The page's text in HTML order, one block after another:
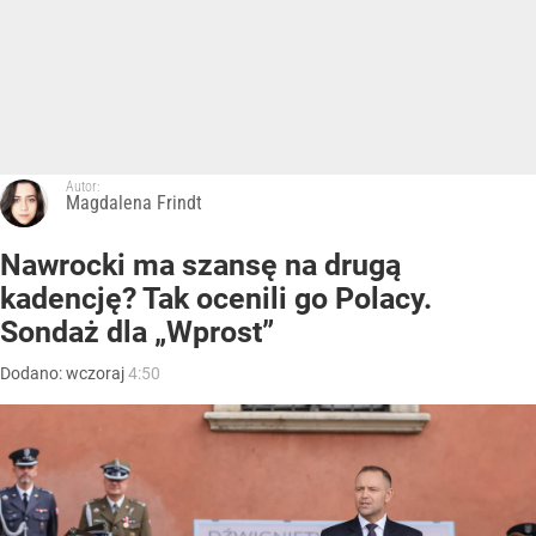
Autor:
Magdalena Frindt
Nawrocki ma szansę na drugą
kadencję? Tak ocenili go Polacy.
Sondaż dla „Wprost”
Dodano:wczoraj4:50